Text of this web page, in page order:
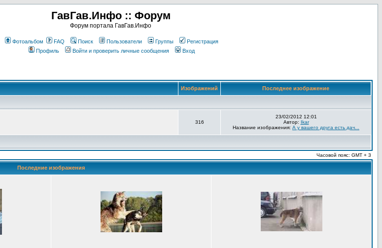
ГавГав.Инфо :: Форум
Форум портала ГавГав.Инфо
Фотоальбом FAQ Поиск Пользователи Группы
Регистрация
Профиль
Войти и проверить личные сообщения Вход
Изображений Последнее изображение
316
23/02/2012 12:01
Автор: Ikar
Название изображения: А у вашего друга есть дач...
Часовой пояс: GMT + 3
Последние изображения